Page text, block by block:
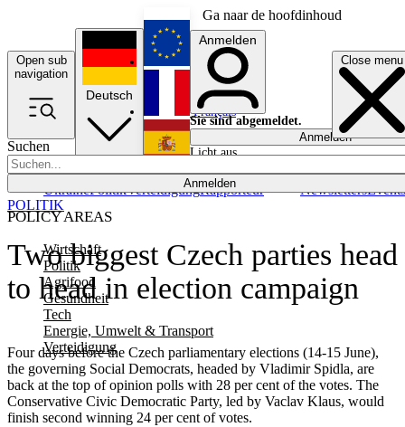
Ga naar de hoofdinhoud
Open sub
navigation
Close menu
Suchen
Anmelden
POLICY AREAS
Wirtschaft
Politik
Agrifood
Gesundheit
Tech
Energie, Umwelt & Transport
Verteidigung
UkrainePolitikVerteidigungRapporteur NewslettersEvents
Deutsch
English
Français
Anmelden
Sie sind abgemeldet.
Anmelden
Licht aus
Two biggest Czech parties head
to head in election campaign
Four days before the Czech parliamentary elections (14-15 June),
the governing Social Democrats, headed by Vladimir Spidla, are
back at the top of opinion polls with 28 per cent of the votes. The
Conservative Civic Democratic Party, led by Vaclav Klaus, would
finish second winning 24 per cent of votes.
POLITIK